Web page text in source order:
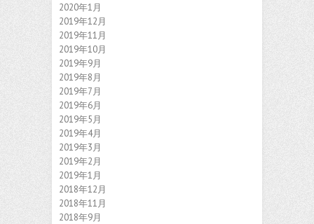
2020年1月
2019年12月
2019年11月
2019年10月
2019年9月
2019年8月
2019年7月
2019年6月
2019年5月
2019年4月
2019年3月
2019年2月
2019年1月
2018年12月
2018年11月
2018年9月